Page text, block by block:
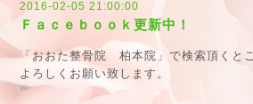
2016-02-05 21:00:00
Ｆａｃｅｂｏｏｋ更新中！
「おおた整骨院 柏本院」で検索頂くと
よろしくお願い致します。